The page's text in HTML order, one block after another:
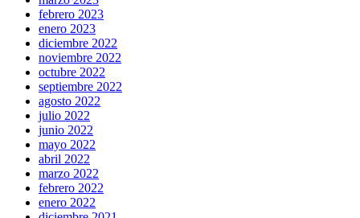
febrero 2023
enero 2023
diciembre 2022
noviembre 2022
octubre 2022
septiembre 2022
agosto 2022
julio 2022
junio 2022
mayo 2022
abril 2022
marzo 2022
febrero 2022
enero 2022